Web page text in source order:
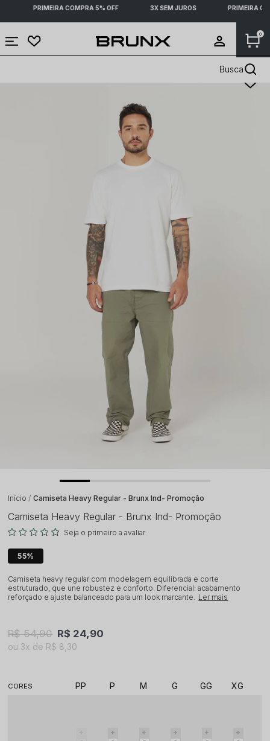
PRIMEIRA COMPRA 5% OFF 3X SEM JUROS PRIMEIRA
0
Busca
Início Camiseta Heavy Regular - Brunx Ind- Promoção
Camiseta Heavy Regular - Brunx Ind- Promoção
Seja o primeiro a avaliar
55%
Camiseta heavy regular com modelagem equilibrada e corte
estruturado, que une robustez e conforto. Diferencial: acabamento
reforçado e ajuste balanceado para um look marcante. Ler mais
R$ 54,90 R$ 24,90
3x R$ 8,30
PP P M G GG XG